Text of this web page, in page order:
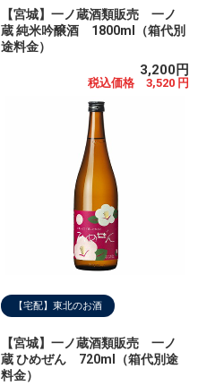
【宮城】一ノ蔵酒類販売 一ノ
蔵 純米吟醸酒 1800ml（箱代別
途料金）
3,200円
税込価格 3,520 円
【宅配】東北のお酒
【宮城】一ノ蔵酒類販売 一ノ
蔵 ひめぜん 720ml（箱代別途
料金）